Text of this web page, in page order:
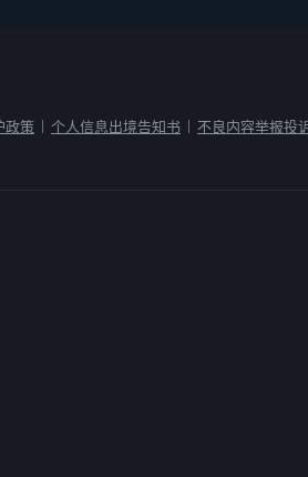
政策 个人信息出境告知书
不良内容举报投